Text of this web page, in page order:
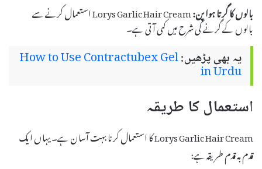
بالوں کا گرتا ہوا پن:
Lorys Garlic Hair Cream استعمال کرنے سے
بالوں کے گرنے کی شرح میں کمی آتی ہے۔
یہ بھی پڑھیں:How to Use Contractubex Gel
in Urdu
استعمال کا طریقہ
Lorys Garlic Hair Cream کا استعمال کرنا بہت آسان ہے۔ یہاں ایک
قدم بہ قدم طریقہ ہے: